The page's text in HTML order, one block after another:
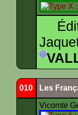
010 Les
Vicomte